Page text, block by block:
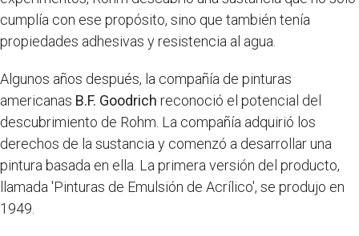
cumplía con ese propósito, sino que también tenía
propiedades adhesivas y resistencia al agua.
Algunos años después, la compañía de pinturas
americanas B.F. Goodrich reconoció el potencial del
descubrimiento de Rohm. La compañía adquirió los
derechos de la sustancia y comenzó a desarrollar una
pintura basada en ella. La primera versión del producto,
llamada 'Pinturas de Emulsión de Acrílico', se produjo en
1949.